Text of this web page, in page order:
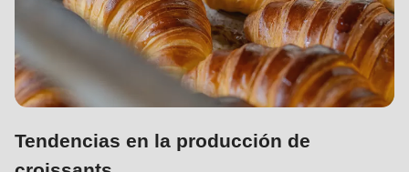
597
modules/custom/rondo_contact/src/ContactService.php
Deprecated
function
Tendencias en la producción de